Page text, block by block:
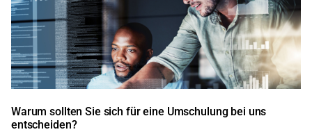
Warum sollten Sie sich für eine Umschulung bei uns
entscheiden?